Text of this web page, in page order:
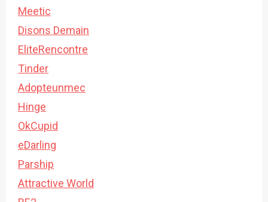
Meetic
Disons Demain
EliteRencontre
Tinder
Adopteunmec
Hinge
OkCupid
eDarling
Parship
Attractive World